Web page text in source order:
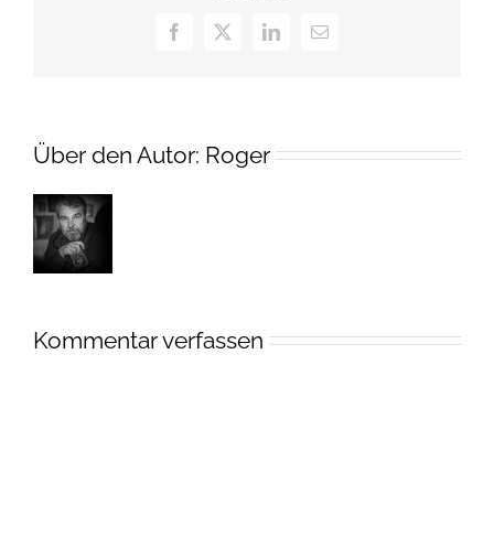
Facebook
X LinkedIn
E-
Über den Autor: Roger
Kommentar verfassen